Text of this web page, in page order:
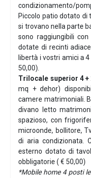
condizionamento/
Piccolo patio dotato di
si trovano nella parte
sono raggiungibili
dotate di recinti
libertà i vostri amici a
50,00).
Trilocale superior 4
mq + dehor)
camere matrimoniali.
divano letto
spazioso, con
microonde, bollitore,
di aria condizionata.
esterno dotato di
obbligatorie ( € 50,00)
*Mobile home 4 posti